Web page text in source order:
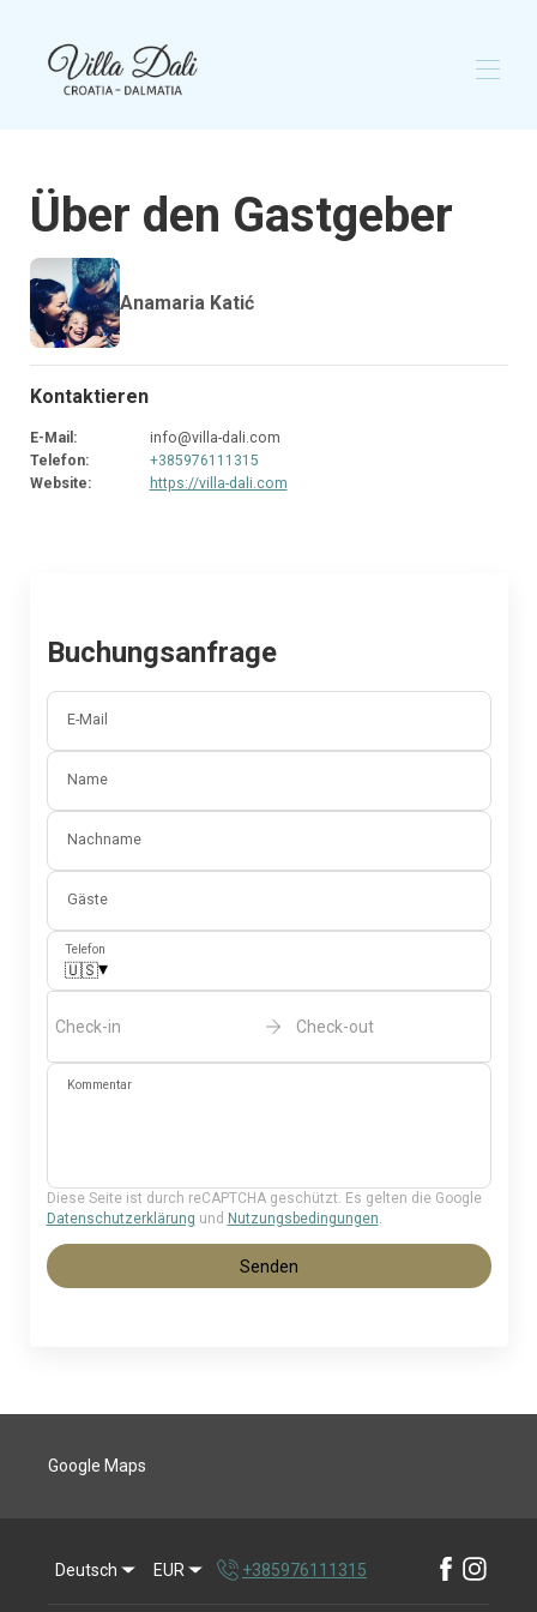
Überblick
Galerie
Rezensionen
Über den Gastgeber
Anamaria Katić
Kontaktieren
E-Mail :
info@villa-dali.com
Telefon:
+385976111315
Website: https://villa-dali.com
Buchungsanfrage
E-Mail
Name
Nachname
Gäste
Telefon
🇺🇸▾
Check-in Check-out
Kommentar
Diese Seite ist durch reCAPTCHA geschützt. Es gelten die Google
Datenschutzerklärung und Nutzungsbedingungen.
Senden
Google Maps
Deutsch EUR +385976111315